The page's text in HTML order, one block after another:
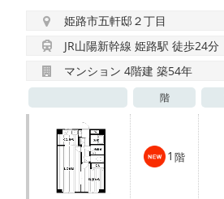
姫路市五軒邸２丁目
JR山陽新幹線 姫路駅 徒歩24分
マンション 4階建 築54年
階
1 階